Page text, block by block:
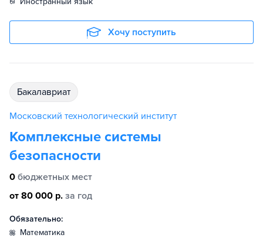
Хочу поступить
бакалавриат
Московский технологический институт
Комплексные системы
безопасности
0 бюджетных мест
от 80 000 р. за год
Обязательно:
математика